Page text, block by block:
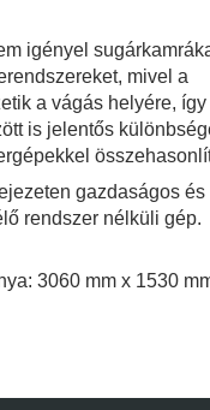
igényel
mivel a
a vágás helyére, így
is jelentős
gazdaságos és
rendszer nélküli gép.
3060 mm x 1530